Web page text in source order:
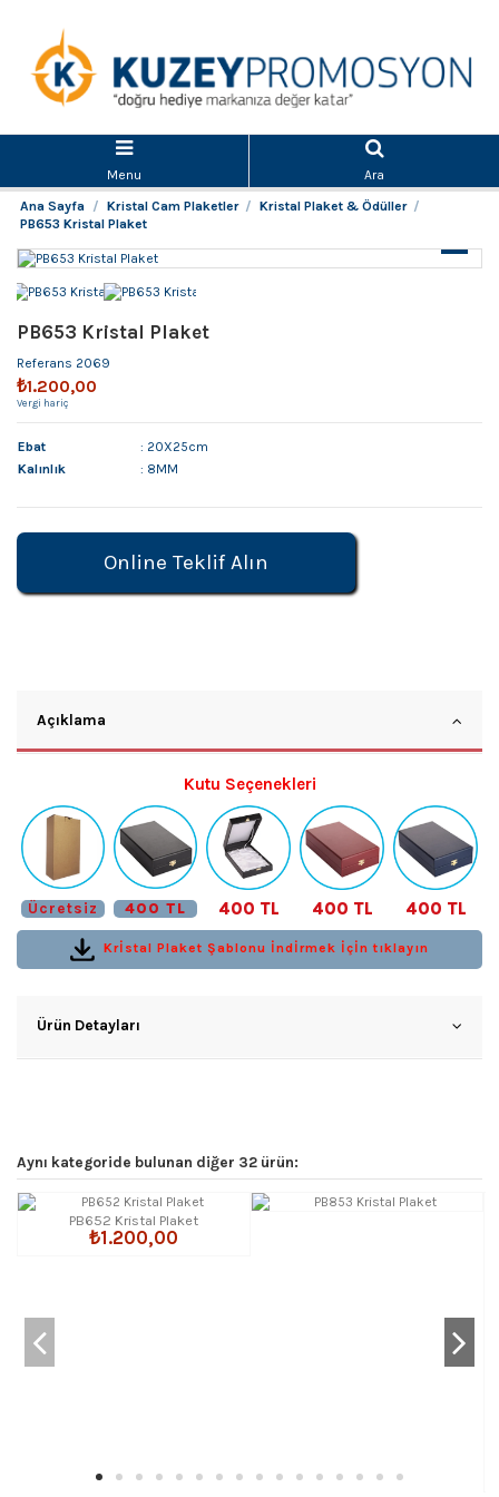
Menu
Ara
Ana Sayfa
Kristal Cam Plaketler
Kristal Plaket & Ödüller
PB653 Kristal Plaket
PB653 Kristal Plaket
Referans 2069
₺1.200,00
Vergi hariç
Ebat
: 20X25cm
Kalınlık
: 8MM
Online Teklif Alın
Açıklama
Kutu Seçenekleri
Ücretsiz 400 TL 400 TL 400 TL 400 TL
Krİstal Plaket Şablonu İndİrmek İçİn tıklayın
Ürün Detayları
Aynı kategoride bulunan diğer 32 ürün:
PB652 Kristal Plaket
₺1.200,00